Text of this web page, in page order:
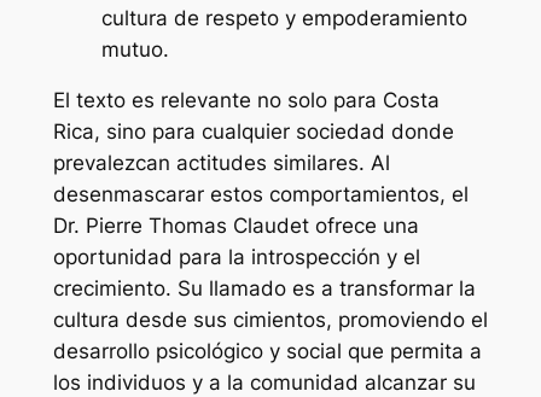
cultura de respeto y empoderamiento
mutuo.
El texto es relevante no solo para Costa
Rica, sino para cualquier sociedad donde
prevalezcan actitudes similares. Al
desenmascarar estos comportamientos, el
Dr. Pierre Thomas Claudet ofrece una
oportunidad para la introspección y el
crecimiento. Su llamado es a transformar la
cultura desde sus cimientos, promoviendo el
desarrollo psicológico y social que permita a
los individuos y a la comunidad alcanzar su